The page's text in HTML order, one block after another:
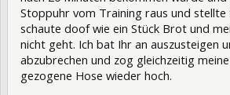
Stoppuhr vom Training raus und stellte
schaute doof wie ein Stück Brot und
nicht geht. Ich bat Ihr an auszusteigen
abzubrechen und zog gleichzeitig
gezogene Hose wieder hoch.